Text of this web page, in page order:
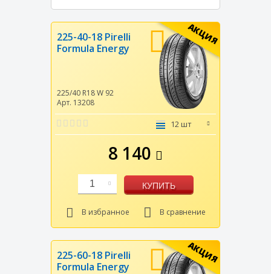
АКЦИЯ
225-40-18 Pirelli
Formula Energy
225/40 R18W 92
Арт. 13208
12 шт
8 140
1 КУПИТЬ
В избранное В сравнение
АКЦИЯ
225-60-18 Pirelli
Formula Energy